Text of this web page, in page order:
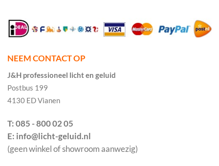
NEEM CONTACT OP
J&H professioneel licht en geluid
Postbus 199
4130 ED Vianen
T: 085 - 800 02 05
E: info@licht-geluid.nl
(geen winkel of showroom aanwezig)